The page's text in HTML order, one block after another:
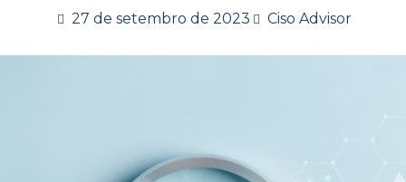
27 de setembro de 2023 Ciso Advisor